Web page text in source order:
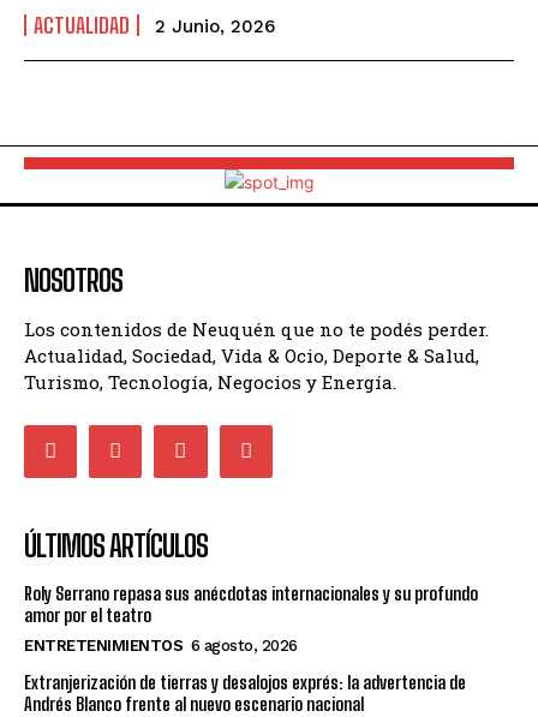
ACTUALIDAD 2 Junio, 2026
NOSOTROS
Los contenidos de Neuquén que no te podés perder.
Actualidad, Sociedad, Vida & Ocio, Deporte & Salud,
Turismo, Tecnología, Negocios y Energía.
ÚLTIMOS ARTÍCULOS
Roly Serrano repasa sus anécdotas internacionales y su profundo
amor por el teatro
ENTRETENIMIENTOS 6 agosto, 2026
Extranjerización de tierras y desalojos exprés: la advertencia de
Andrés Blanco frente al nuevo escenario nacional